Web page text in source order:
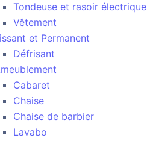
Tondeuse et rasoir électrique
Vêtement
et Permanent
Défrisant
Cabaret
Chaise
Chaise de barbier
Lavabo